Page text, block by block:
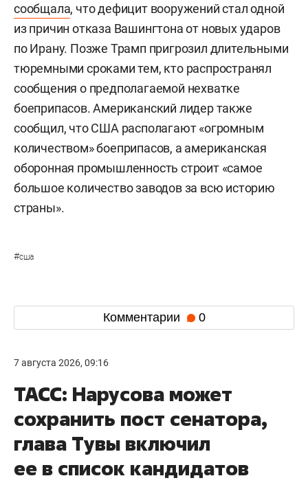
сообщала, что дефицит вооружений стал одной
из причин отказа Вашингтона от новых ударов
по Ирану. Позже Трамп пригрозил длительными
тюремными сроками тем, кто распространял
сообщения о предполагаемой нехватке
боеприпасов. Американский лидер также
сообщил, что США располагают «огромным
количеством» боеприпасов, а американская
оборонная промышленность строит «самое
большое количество заводов за всю историю
страны».
#сша
Комментарии 0
7 августа 2026, 09:16
ТАСС: Нарусова может
сохранить пост сенатора,
глава Тувы включил
ее в список кандидатов